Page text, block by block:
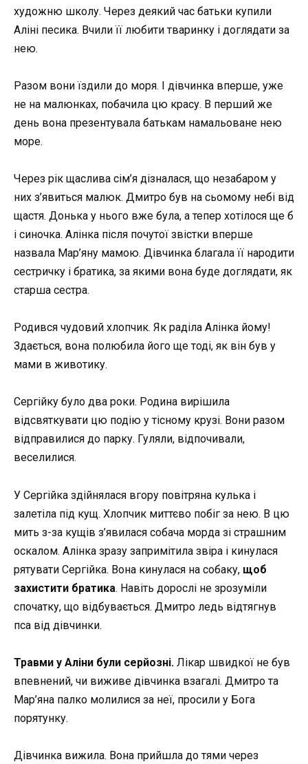
художню школу. Через деякий час батьки купили
Аліні песика. Вчили її любити тваринку і доглядати за
нею.
Разом вони їздили до моря. І дівчинка вперше, уже
не на малюнках, побачила цю красу. В перший же
день вона презентувала батькам намальоване нею
море.
Через рік щаслива сім’я дізналася, що незабаром у
них з’явиться малюк. Дмитро був на сьомому небі від
щастя. Донька у нього вже була, а тепер хотілося ще б
і синочка. Алінка після почутої звістки вперше
назвала Мар’яну мамою. Дівчинка благала її народити
сестричку і братика, за якими вона буде доглядати, як
старша сестра.
Родився чудовий хлопчик. Як раділа Алінка йому!
Здається, вона полюбила його ще тоді, як він був у
мами в животику.
Сергійку було два роки. Родина вирішила
відсвяткувати цю подію у тісному крузі. Вони разом
відправилися до парку. Гуляли, відпочивали,
веселилися.
У Сергійка здійнялася вгору повітряна кулька і
залетіла під кущ. Хлопчик миттєво побіг за нею. В цю
мить з-за кущів з’явилася собача морда зі страшним
оскалом. Алінка зразу запримітила звіра і кинулася
рятувати Сергійка. Вона кинулася на собаку, щоб
захистити братика. Навіть дорослі не зрозуміли
спочатку, що відбувається. Дмитро ледь відтягнув
пса від дівчинки.
Травми у Аліни були серйозні. Лікар швидкої не був
впевнений, чи виживе дівчинка взагалі. Дмитро та
Мар’яна палко молилися за неї, просили у Бога
порятунку.
Дівчинка вижила. Вона прийшла до тями через